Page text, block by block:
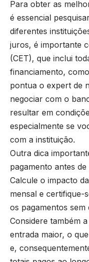
Para obter as
é essencial
diferentes
juros, é importante
(CET), que inclui
financiamento,
pontua o expert de
negociar com o
resultar em
especialmente se
com a instituição.
Outra dica
pagamento antes
Calcule o impacto
mensal e certifique-
os pagamentos
Considere também
entrada maior, o
e,